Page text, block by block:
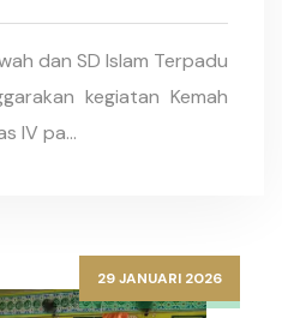
dan SD Islam Terpadu
kegiatan Kemah
IV pa...
29 JANUARI 2026